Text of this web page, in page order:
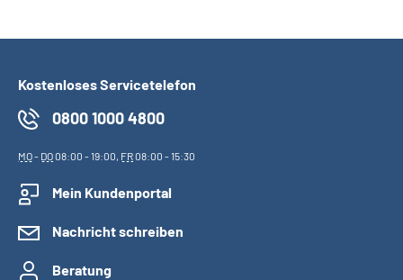
Kostenloses Servicetelefon
0800 1000 4800
MO- DO08:00 - 19:00, FR08:00 - 15:30
Mein Kundenportal
Nachricht schreiben
Beratung